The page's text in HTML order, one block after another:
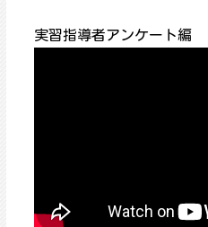
実習指導者アンケート編